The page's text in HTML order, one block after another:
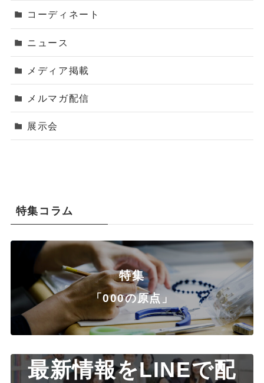
コーディネート
ニュース
メディア掲載
メルマガ配信
展示会
特集コラム
特集
「000の原点」
最新情報をLINEで配